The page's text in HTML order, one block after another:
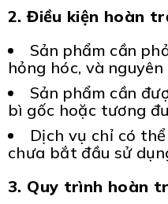
2. Điều kiện hoàn
Sản phẩm cần
hỏng hóc, và
Sản phẩm cần
bì gốc hoặc tương
Dịch vụ chỉ có
chưa bắt đầu sử
3. Quy trình hoàn